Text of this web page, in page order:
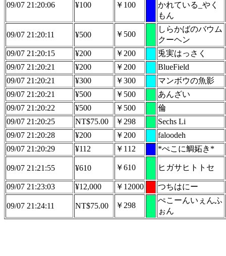
09/07 21:20:06 ¥100 ￥100
かれている_やく
もん
09/07 21:20:11 ¥500 ￥500
しらかばのバウム
クーヘン
09/07 21:20:15
¥200 ￥200
兎実はっさく
09/07 21:20:21
¥200 ￥200
BlueField
09/07 21:20:21
¥300 ￥300
マンボウの魚影
09/07 21:20:21
¥500 ￥500
あんざい
09/07 21:20:22
¥500 ￥500
倫
09/07 21:20:25
NT$75.00 ￥298
Sechs Li
09/07 21:20:28
¥200 ￥200
faloodeh
09/07 21:20:29
¥112 ￥112 *ぺこに鯛妬き*
09/07 21:21:55 ¥610 ￥610 ヒガサヒトトセ
09/07 21:23:03 ¥12,000 ￥12000 つちはにー
09/07 21:24:11 NT$75.00 ￥298
ぺこーんいぇんふ
ぉん